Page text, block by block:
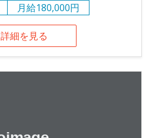
月給180,000円
詳細を見る